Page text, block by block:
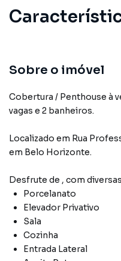
Sobre o imóvel
Cobertura / Penthouse à
vagas e 2 banheiros.
Localizado em Rua
em Belo Horizonte.
Desfrute de , com
Porcelanato
Elevador Privativo
Sala
Cozinha
Entrada Lateral